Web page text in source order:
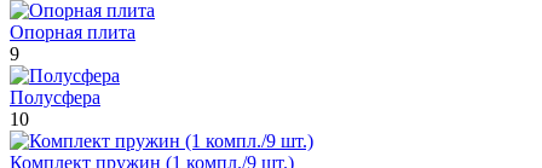
Опорная плита
9
Полусфера
10
Комплект пружин (1 компл./9 шт.)